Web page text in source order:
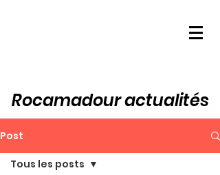
Rocamadour actualités
Post
Tous les posts